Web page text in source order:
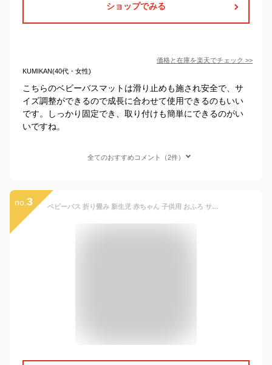
ショップでみる
価格と在庫を楽天でチェック >>
KUMIKAN(40代・女性)
こちらのベビーバスマットは滑り止めも施され安全で、サ
イズ調整ができるので成長に合わせて使用できるのもいい
です。しっかり固定でき、取り付けも簡単にできるのがい
いですね。
全てのおすすめコメント（2件）
no. 3 ベビーバス 折り畳み 新生児 赤ちゃん 子供用 おふろ サポートスポンジ 温度表示 沐浴 バスタブ ベビー 収納 滑り止め ベビーバスマット ベビーバス シンク 沐浴バス たらい 夏【2年保証】ベビーバスチェア 沐浴セット バス用品 沐浴マット キッズ 節水 ベビー用品 水遊び